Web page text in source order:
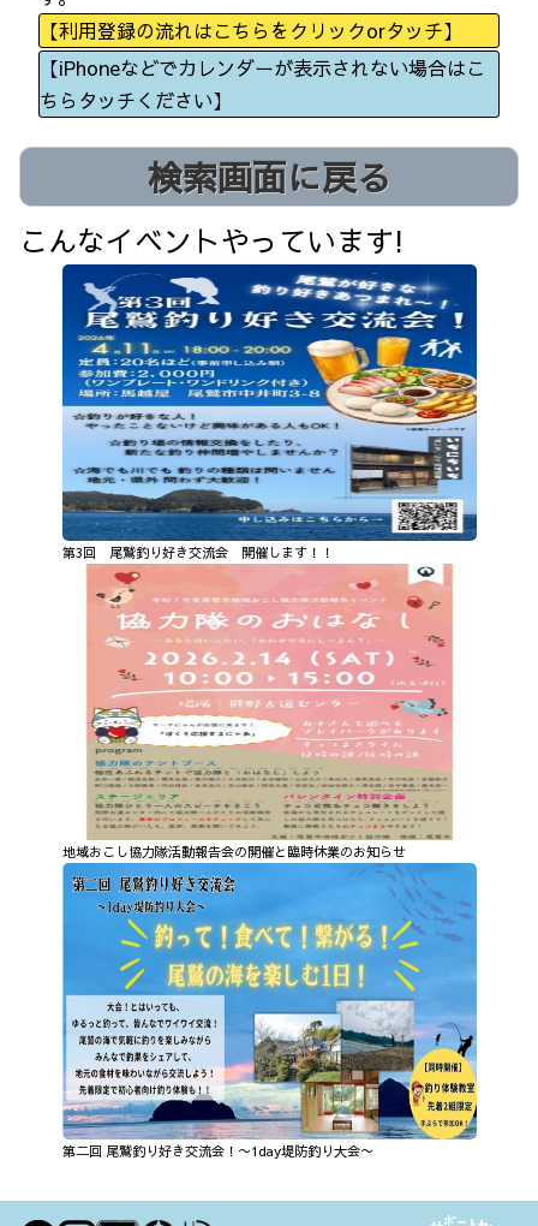
【利用登録の流れはこちらをクリックorタッチ】
【iPhoneなどでカレンダーが表示されない場合はこ
ちらタッチください】
検索画面に戻る
こんなイベントやっています!
第3回 尾鷲釣り好き交流会 開催します！！
地域おこし協力隊活動報告会の開催と臨時休業のお知らせ
第二回 尾鷲釣り好き交流会！〜1day堤防釣り大会〜